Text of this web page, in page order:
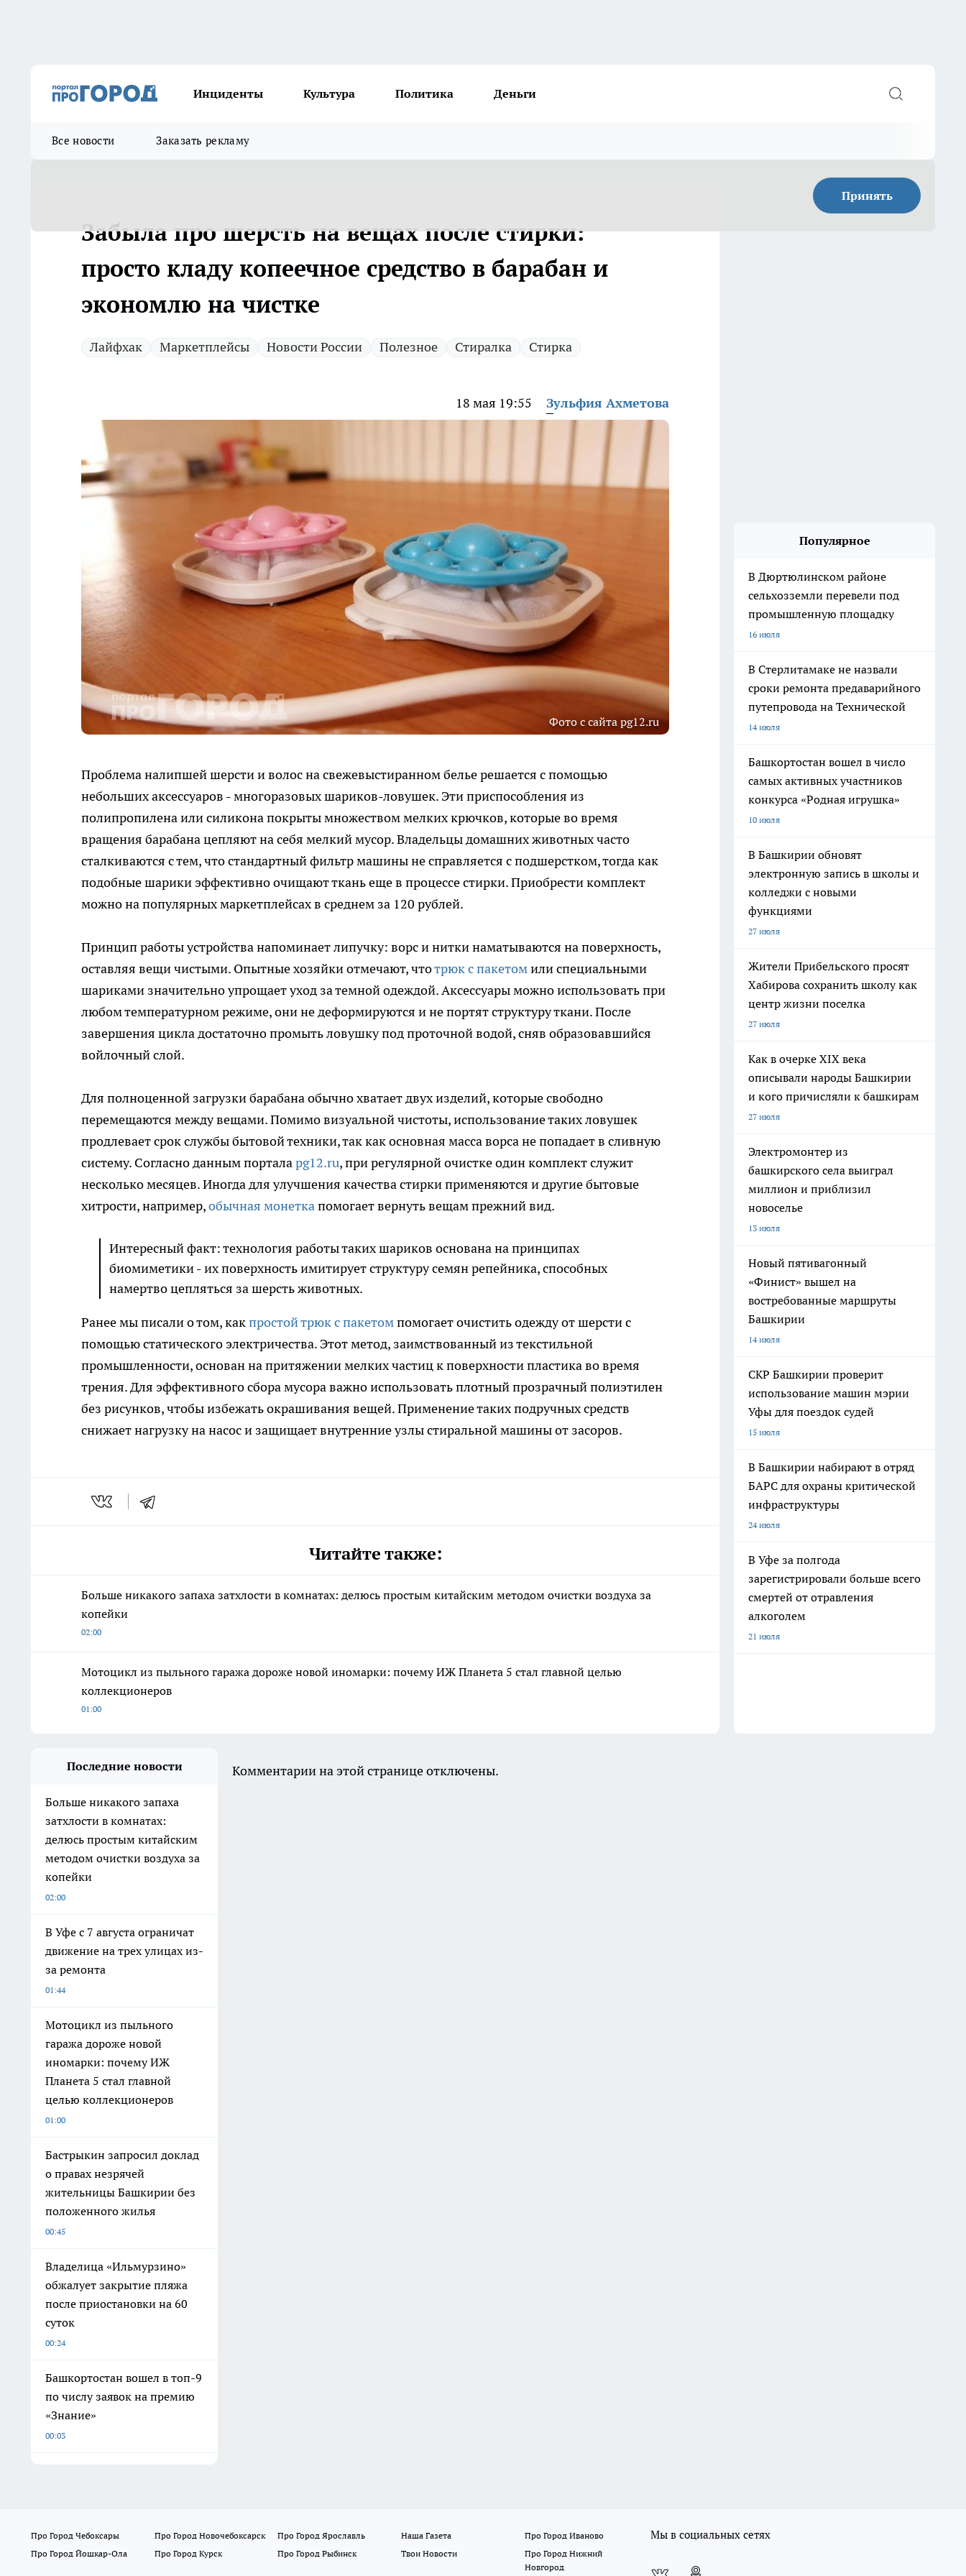
Инциденты Культура Политика Деньги
Все новости Заказать рекламу
Принять
Забыла про шерсть на вещах после стирки:
просто кладу копеечное средство в барабан и
экономлю на чистке
Лайфхак Маркетплейсы Новости России Полезное Стиралка Стирка
18 мая 19:55 Зульфия Ахметова
Фото с сайта pg12.ru
Проблема налипшей шерсти и волос на свежевыстиранном белье решается с помощью
небольших аксессуаров - многоразовых шариков-ловушек. Эти приспособления из
полипропилена или силикона покрыты множеством мелких крючков, которые во время
вращения барабана цепляют на себя мелкий мусор. Владельцы домашних животных часто
сталкиваются с тем, что стандартный фильтр машины не справляется с подшерстком, тогда как
подобные шарики эффективно очищают ткань еще в процессе стирки. Приобрести комплект
можно на популярных маркетплейсах в среднем за 120 рублей.
Принцип работы устройства напоминает липучку: ворс и нитки наматываются на поверхность,
оставляя вещи чистыми. Опытные хозяйки отмечают, чтотрюк с пакетомили специальными
шариками значительно упрощает уход за темной одеждой. Аксессуары можно использовать при
любом температурном режиме, они не деформируются и не портят структуру ткани. После
завершения цикла достаточно промыть ловушку под проточной водой, сняв образовавшийся
войлочный слой.
Для полноценной загрузки барабана обычно хватает двух изделий, которые свободно
перемещаются между вещами. Помимо визуальной чистоты, использование таких ловушек
продлевает срок службы бытовой техники, так как основная масса ворса не попадает в сливную
систему. Согласно данным порталаpg12.ru, при регулярной очистке один комплект служит
несколько месяцев. Иногда для улучшения качества стирки применяются и другие бытовые
хитрости, например,обычная монеткапомогает вернуть вещам прежний вид.
Интересный факт: технология работы таких шариков основана на принципах
биомиметики - их поверхность имитирует структуру семян репейника, способных
намертво цепляться за шерсть животных.
Ранее мы писали о том, какпростой трюк с пакетомпомогает очистить одежду от шерсти с
помощью статического электричества. Этот метод, заимствованный из текстильной
промышленности, основан на притяжении мелких частиц к поверхности пластика во время
трения. Для эффективного сбора мусора важно использовать плотный прозрачный полиэтилен
без рисунков, чтобы избежать окрашивания вещей. Применение таких подручных средств
снижает нагрузку на насос и защищает внутренние узлы стиральной машины от засоров.
Читайте также:
Больше никакого запаха затхлости в комнатах: делюсь простым китайским методом очистки воздуха за
копейки
02:00
Мотоцикл из пыльного гаража дороже новой иномарки: почему ИЖ Планета 5 стал главной целью
коллекционеров
01:00
Популярное
В Дюртюлинском районе
сельхозземли перевели под
промышленную площадку
16 июля
В Стерлитамаке не назвали
сроки ремонта предаварийного
путепровода на Технической
14 июля
Башкортостан вошел в число
самых активных участников
конкурса «Родная игрушка»
10 июля
В Башкирии обновят
электронную запись в школы и
колледжи с новыми
функциями
27 июля
Жители Прибельского просят
Хабирова сохранить школу как
центр жизни поселка
27 июля
Как в очерке XIX века
описывали народы Башкирии
и кого причисляли к башкирам
27 июля
Электромонтер из
башкирского села выиграл
миллион и приблизил
новоселье
13 июля
Новый пятивагонный
«Финист» вышел на
востребованные маршруты
Башкирии
14 июля
СКР Башкирии проверит
использование машин мэрии
Уфы для поездок судей
15 июля
В Башкирии набирают в отряд
БАРС для охраны критической
инфраструктуры
24 июля
В Уфе за полгода
зарегистрировали больше всего
смертей от отравления
алкоголем
21 июля
Последние новости
Больше никакого запаха
затхлости в комнатах:
делюсь простым китайским
методом очистки воздуха за
копейки
02:00
В Уфе с 7 августа ограничат
движение на трех улицах из-
за ремонта
01:44
Мотоцикл из пыльного
гаража дороже новой
иномарки: почему ИЖ
Планета 5 стал главной
целью коллекционеров
01:00
Бастрыкин запросил доклад
о правах незрячей
жительницы Башкирии без
положенного жилья
00:45
Владелица «Ильмурзино»
обжалует закрытие пляжа
после приостановки на 60
суток
00:24
Башкортостан вошел в топ-9
по числу заявок на премию
«Знание»
00:03
Комментарии на этой странице отключены.
Про Город Чебоксары Про Город Новочебоксарск Про Город Ярославль Наша Газета
Про Город Иваново
Про Город Йошкар-Ола
Про Город Курск Про Город Рыбинск Твои Новости
Про Город Нижний
Новгород
Мы в социальных сетях